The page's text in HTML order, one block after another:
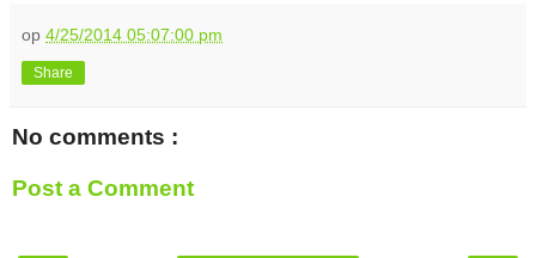
op 4/25/2014 05:07:00 pm
Share
No comments :
Post a Comment